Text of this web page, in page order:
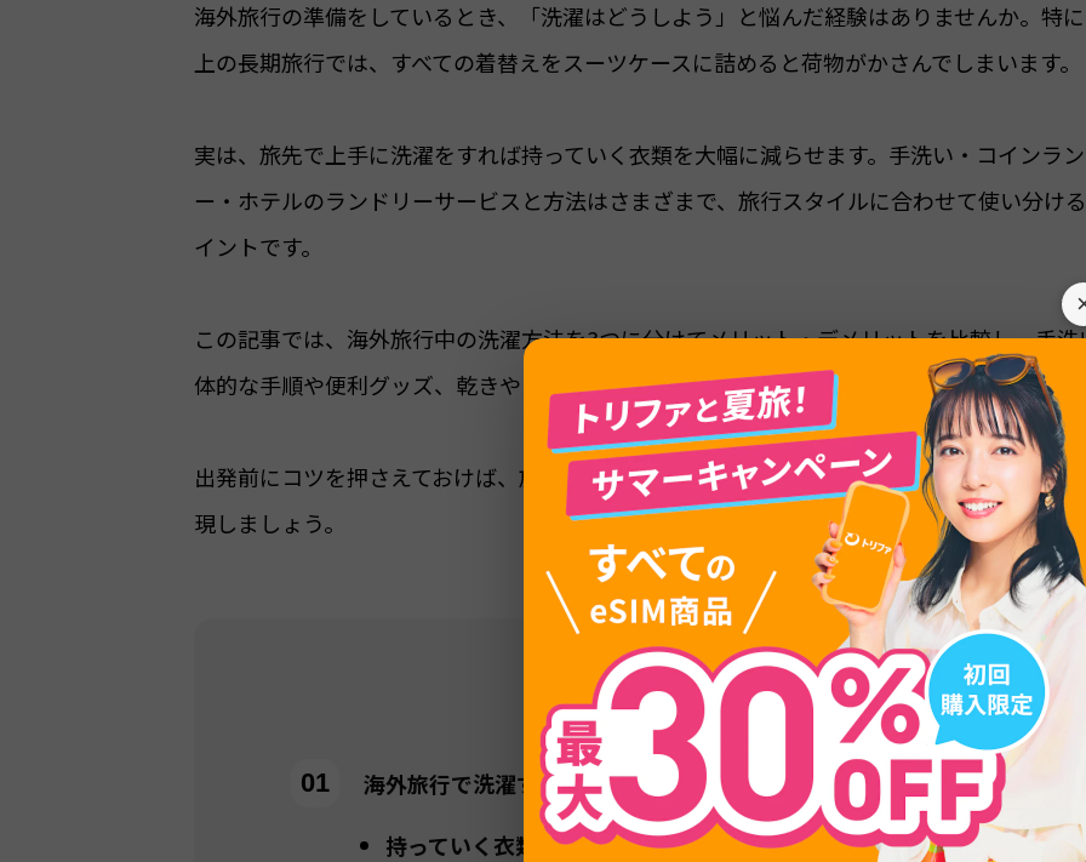
海外旅行の準備をしているとき、「洗濯はどうしよう」と悩んだ経験はありませんか。特
上の長期旅行では、すべての着替えをスーツケースに詰めると荷物がかさんでしまいます。
実は、旅先で上手に洗濯をすれば持っていく衣類を大幅に減らせます。手洗い・コインラ
ー・ホテルのランドリーサービスと方法はさまざまで、旅行スタイルに合わせて使い分け
イントです。
この記事では、海外旅行中の洗濯方法を3つに分けてメリット・デメリットを比較し、手洗
体的な手順や便利グッズ、乾きやすい服の選び方まで詳しく解説します。
出発前にコツを押さえておけば、旅先で洗濯に困ることはありません。身軽で快適な海外
現しましょう。
目次
海外旅行で洗濯するメリットと荷物を減らすコツ
持っていく衣類を最小限にする考え方